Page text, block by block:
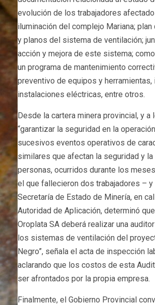
evolución de los trabajadores
iluminación del complejo Mariana; plan
y planos del sistema de ventilación;
acción y mejora de este sistema;
un programa de mantenimiento
preventivo de equipos y herramientas,
instalaciones eléctricas, entre otros.
Desde la cartera minera provincial, y a
“garantizar la seguridad en la
sucesivos eventos operativos de
similares que afectan la seguridad y
personas, ocurridos durante los
el que fallecieron dos trabajadores – y
Secretaría de Estado de Minería, en
Autoridad de Aplicación, determinó
Oroplata SA deberá realizar una
los sistemas de ventilación del
Negro”, señala el acta de inspección
aclarando que los costos de esta
ser afrontados por la propia empresa.
Finalmente, el Gobierno Provincial